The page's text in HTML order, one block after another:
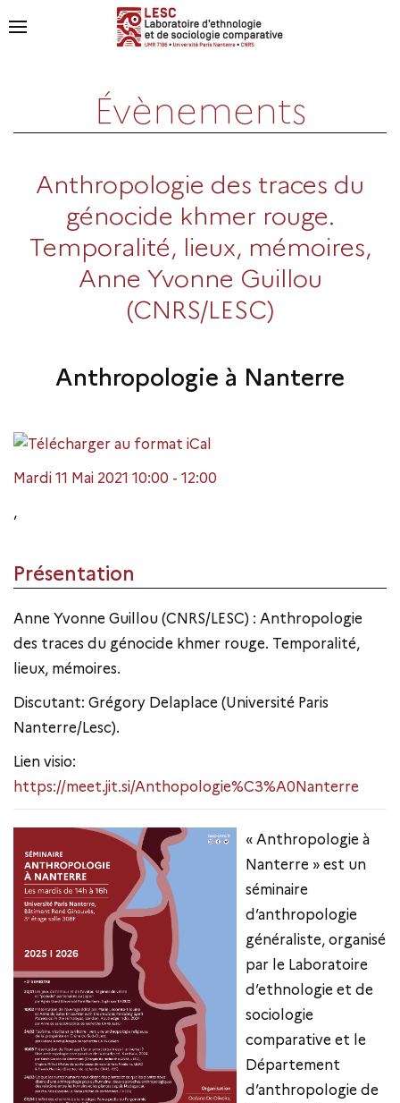
Évènements
Anthropologie des traces du
génocide khmer rouge.
Temporalité, lieux, mémoires,
Anne Yvonne Guillou
(CNRS/LESC)
Anthropologie à Nanterre
Mardi 11 Mai 2021 10:00 - 12:00
,
Présentation
Anne Yvonne Guillou (CNRS/LESC) : Anthropologie
des traces du génocide khmer rouge. Temporalité,
lieux, mémoires.
Discutant: Grégory Delaplace (Université Paris
Nanterre/Lesc).
Lien visio:
https://meet.jit.si/Anthopologie%C3%A0Nanterre
« Anthropologie à
Nanterre » est un
séminaire
d’anthropologie
généraliste, organisé
par le Laboratoire
d’ethnologie et de
sociologie
comparative et le
Département
d’anthropologie de